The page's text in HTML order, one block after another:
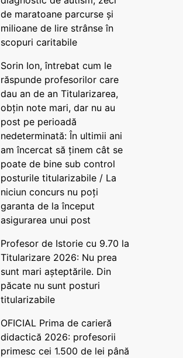
de maratoane parcurse și
milioane de lire strânse în
scopuri caritabile
Sorin Ion, întrebat cum le
răspunde profesorilor care
dau an de an Titularizarea,
obțin note mari, dar nu au
post pe perioadă
nedeterminată: În ultimii ani
am încercat să ținem cât se
poate de bine sub control
posturile titularizabile / La
niciun concurs nu poți
garanta de la început
asigurarea unui post
Profesor de Istorie cu 9.70 la
Titularizare 2026: Nu prea
sunt mari așteptările. Din
păcate nu sunt posturi
titularizabile
OFICIAL Prima de carieră
didactică 2026: profesorii
primesc cei 1.500 de lei până